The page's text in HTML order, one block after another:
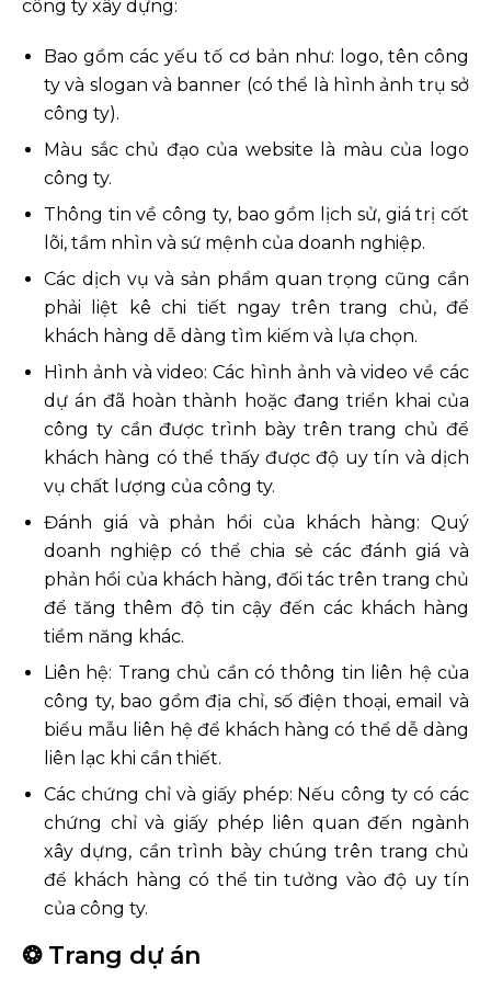
công ty xây dựng:
Bao gồm các yếu tố cơ bản như: logo, tên công
ty và slogan và banner (có thể là hình ảnh trụ sở
công ty).
Màu sắc chủ đạo của website là màu của logo
công ty.
Thông tin về công ty, bao gồm lịch sử, giá trị cốt
lõi, tầm nhìn và sứ mệnh của doanh nghiệp.
Các dịch vụ và sản phẩm quan trọng cũng cần
phải liệt kê chi tiết ngay trên trang chủ, để
khách hàng dễ dàng tìm kiếm và lựa chọn.
Hình ảnh và video: Các hình ảnh và video về các
dự án đã hoàn thành hoặc đang triển khai của
công ty cần được trình bày trên trang chủ để
khách hàng có thể thấy được độ uy tín và dịch
vụ chất lượng của công ty.
Đánh giá và phản hồi của khách hàng: Quý
doanh nghiệp có thể chia sẻ các đánh giá và
phản hồi của khách hàng, đối tác trên trang chủ
để tăng thêm độ tin cậy đến các khách hàng
tiềm năng khác.
Liên hệ: Trang chủ cần có thông tin liên hệ của
công ty, bao gồm địa chỉ, số điện thoại, email và
biểu mẫu liên hệ để khách hàng có thể dễ dàng
liên lạc khi cần thiết.
Các chứng chỉ và giấy phép: Nếu công ty có các
chứng chỉ và giấy phép liên quan đến ngành
xây dựng, cần trình bày chúng trên trang chủ
để khách hàng có thể tin tưởng vào độ uy tín
của công ty.
❂ Trang dự án